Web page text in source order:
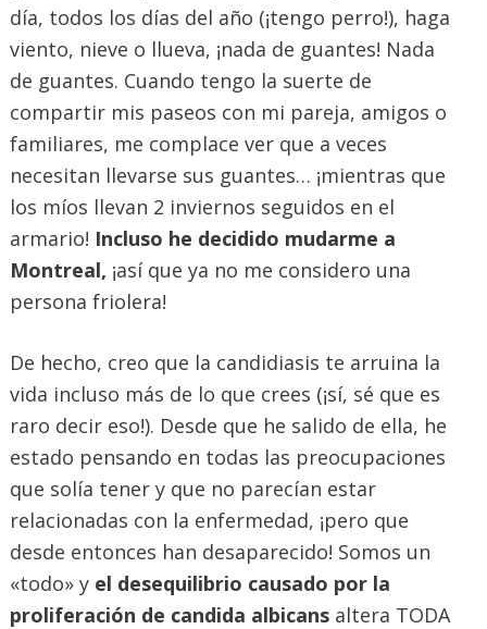
día, todos los días del año (¡tengo perro!), haga
viento, nieve o llueva, ¡nada de guantes! Nada
de guantes. Cuando tengo la suerte de
compartir mis paseos con mi pareja, amigos o
familiares, me complace ver que a veces
necesitan llevarse sus guantes… ¡mientras que
los míos llevan 2 inviernos seguidos en el
armario! Incluso he decidido mudarme a
Montreal, ¡así que ya no me considero una
persona friolera!
De hecho, creo que la candidiasis te arruina la
vida incluso más de lo que crees (¡sí, sé que es
raro decir eso!). Desde que he salido de ella, he
estado pensando en todas las preocupaciones
que solía tener y que no parecían estar
relacionadas con la enfermedad, ¡pero que
desde entonces han desaparecido! Somos un
«todo» y el desequilibrio causado por la
proliferación de candida albicans altera TODA